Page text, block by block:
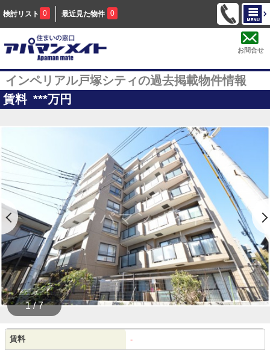
検討リスト 0 最近見た物件 0
お問合せ
インペリアル戸塚シティの過去掲載物件情報
賃料 ***万円
1 / 7
賃料 -